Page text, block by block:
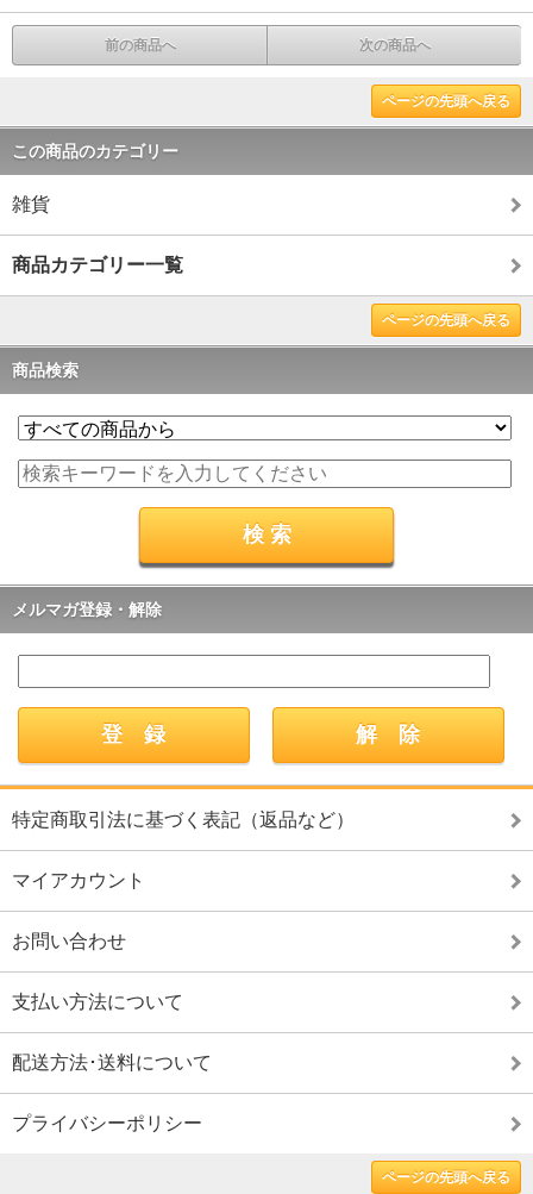
前の商品へ 次の商品へ
ページの先頭へ戻る
この商品のカテゴリー
雑貨
商品カテゴリー一覧
ページの先頭へ戻る
商品検索
メルマガ登録・解除
特定商取引法に基づく表記（返品など）
マイアカウント
お問い合わせ
支払い方法について
配送方法･送料について
プライバシーポリシー
ページの先頭へ戻る